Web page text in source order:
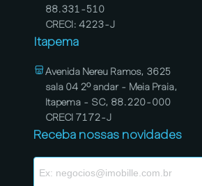
88.331-510
CRECI: 4223-J
Itapema
Avenida Nereu Ramos, 3625
sala 04 2º andar - Meia Praia,
Itapema - SC, 88.220-000
CRECI 7172-J
Receba nossas novidades